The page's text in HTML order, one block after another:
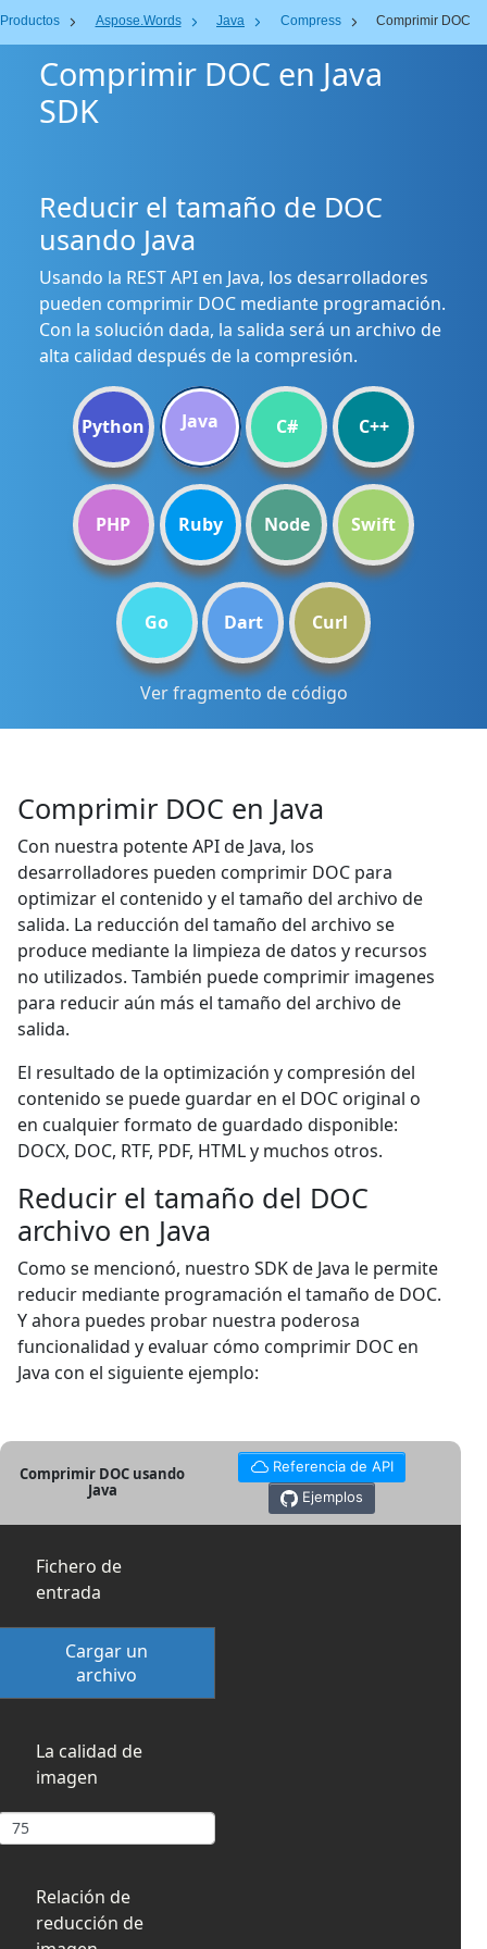
Productos Aspose.Words Java Compress Comprimir DOC
Comprimir DOC en Java
SDK
Reducir el tamaño de DOC
usando Java
Usando la REST API en Java, los desarrolladores
pueden comprimir DOC mediante programación.
Con la solución dada, la salida será un archivo de
alta calidad después de la compresión.
Python Java C# C++
PHP Ruby Node Swift
Go Dart Curl
Ver fragmento de código
Comprimir DOC en Java
Con nuestra potente API de Java, los
desarrolladores pueden comprimir DOC para
optimizar el contenido y el tamaño del archivo de
salida. La reducción del tamaño del archivo se
produce mediante la limpieza de datos y recursos
no utilizados. También puede comprimir imagenes
para reducir aún más el tamaño del archivo de
salida.
El resultado de la optimización y compresión del
contenido se puede guardar en el DOC original o
en cualquier formato de guardado disponible:
DOCX, DOC, RTF, PDF, HTML y muchos otros.
Reducir el tamaño del DOC
archivo en Java
Como se mencionó, nuestro SDK de Java le permite
reducir mediante programación el tamaño de DOC.
Y ahora puedes probar nuestra poderosa
funcionalidad y evaluar cómo comprimir DOC en
Java con el siguiente ejemplo:
Comprimir DOC usando
Java
Referencia de API
Ejemplos
Fichero de
entrada
Cargar un
archivo
La calidad de
imagen
Relación de
reducción de